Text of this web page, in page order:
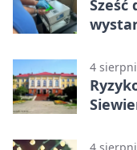
Sześć
4